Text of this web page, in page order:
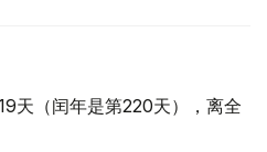
天（闰年是第220天），离全